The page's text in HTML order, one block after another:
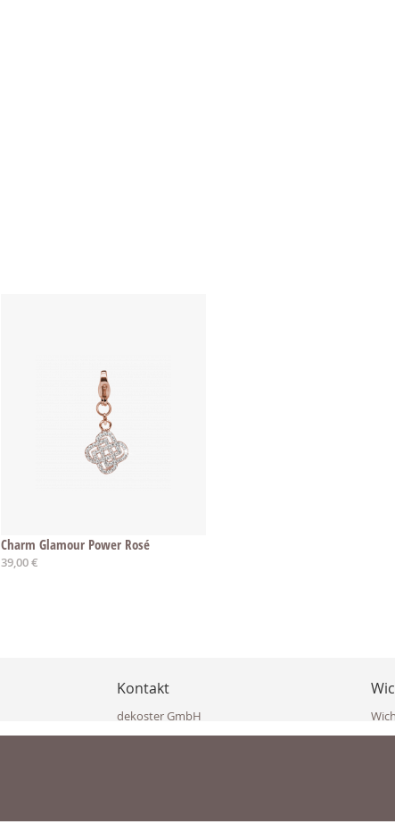
Charm Glamour Power Rosé
39,00 €
Kontakt
dekoster GmbH
Eisenkappler Str. 10